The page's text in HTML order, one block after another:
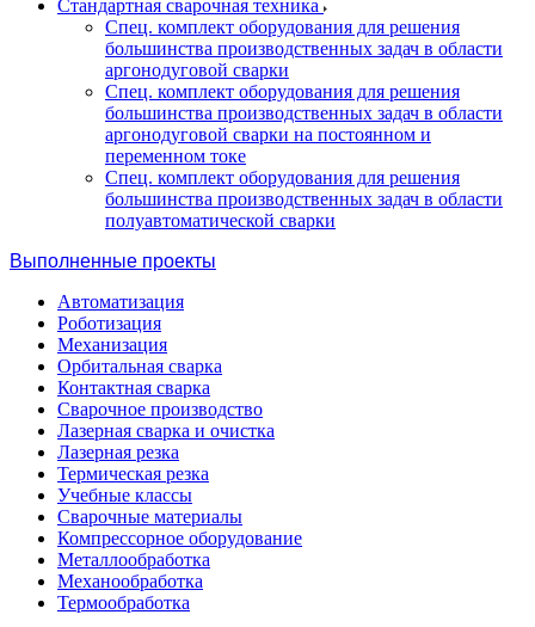
Стандартная сварочная техника
Спец. комплект оборудования для решения
большинства производственных задач в области
аргонодуговой сварки
Спец. комплект оборудования для решения
большинства производственных задач в области
аргонодуговой сварки на постоянном и
переменном токе
Спец. комплект оборудования для решения
большинства производственных задач в области
полуавтоматической сварки
Выполненные проекты
Автоматизация
Роботизация
Механизация
Орбитальная сварка
Контактная сварка
Сварочное производство
Лазерная сварка и очистка
Лазерная резка
Термическая резка
Учебные классы
Сварочные материалы
Компрессорное оборудование
Металлообработка
Механообработка
Термообработка